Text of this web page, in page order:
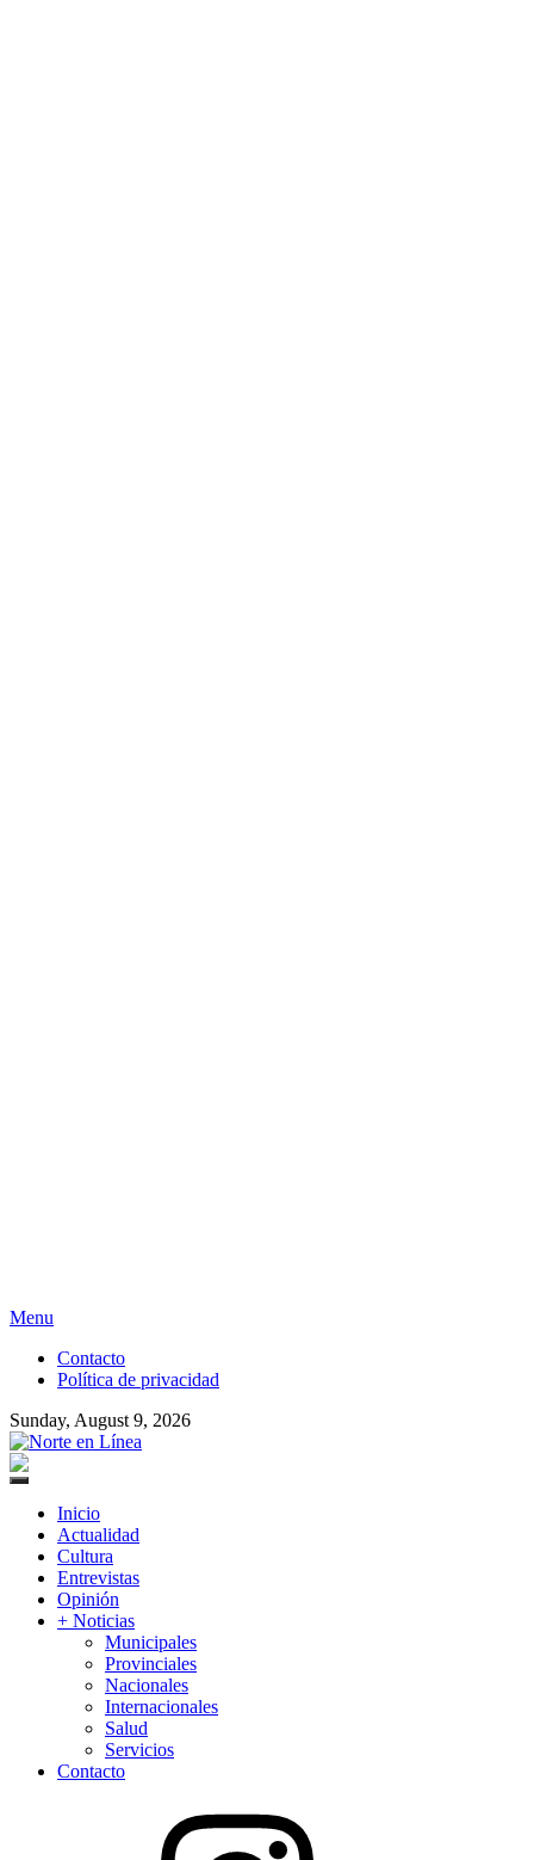
Skip
content
Menu
Contacto
Política de privacidad
Sunday, August 9, 2026
Norte en Línea
Primary
Inicio
Actualidad
Cultura
Entrevistas
Opinión
+ Noticias
Municipales
Provinciales
Nacionales
Internacionales
Salud
Servicios
Contacto